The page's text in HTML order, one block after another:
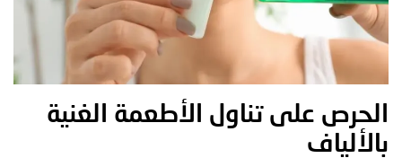
الحرص على تناول الأطعمة الغنية
بالألياف